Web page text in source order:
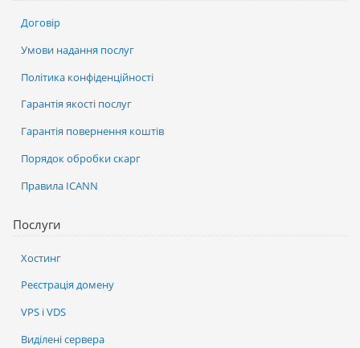
Послуги
Хостинг
Реєстрація домену
VPS і VDS
Виділені сервера
Договір
Умови надання послуг
Політика конфіденційності
Гарантія якості послуг
Гарантія повернення коштів
Порядок обробки скарг
Правила ICANN